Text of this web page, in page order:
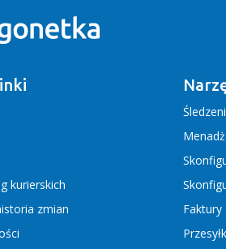
kurierskich
zmian
Faktury